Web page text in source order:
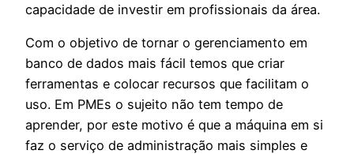
capacidade de investir em profissionais da área.
Com o objetivo de tornar o gerenciamento em
banco de dados mais fácil temos que criar
ferramentas e colocar recursos que facilitam o
uso. Em PMEs o sujeito não tem tempo de
aprender, por este motivo é que a máquina em si
faz o serviço de administração mais simples e